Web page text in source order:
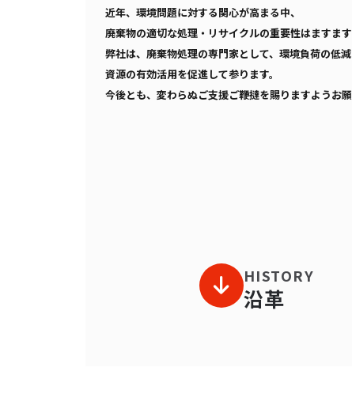
近年、環境問題に対する関心が高まる中、
廃棄物の適切な処理・リサイクルの重要性はますます
弊社は、廃棄物処理の専門家として、環境負荷の低減
資源の有効活用を促進して参ります。
今後とも、変わらぬご支援ご鞭撻を賜りますようお願
HISTORY
沿革